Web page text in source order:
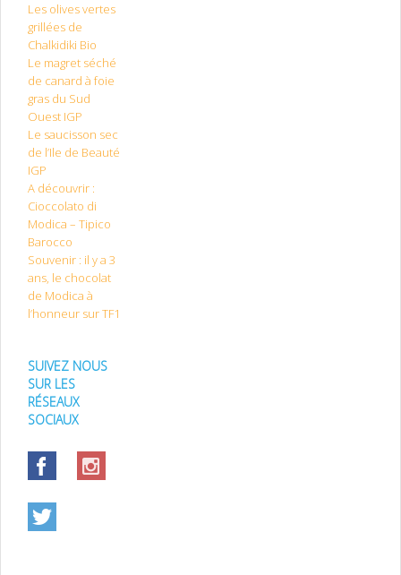
Les olives vertes
grillées de
Chalkidiki Bio
Le magret séché
de canard à foie
gras du Sud
Ouest IGP
Le saucisson sec
de l’Ile de Beauté
IGP
A découvrir :
Cioccolato di
Modica – Tipico
Barocco
Souvenir : il y a 3
ans, le chocolat
de Modica à
l’honneur sur TF1
SUIVEZ NOUS
SUR LES
RÉSEAUX
SOCIAUX